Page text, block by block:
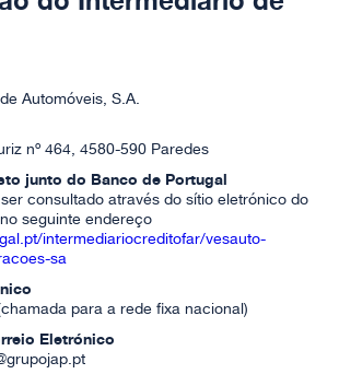
Automóveis, S.A.
nº 464, 4580-590 Paredes
junto do Banco de Portugal
consultado através do sítio eletrónico do
seguinte endereço
intermediariocreditofar/vesauto-
sa
para a rede fixa nacional)
Eletrónico